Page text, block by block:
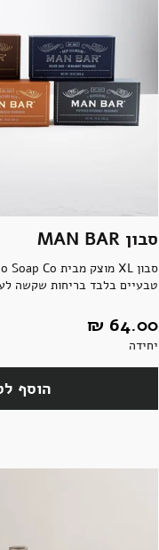
סבון MAN BAR
טבעיים בלבד בריחות שקשה
64.00 ‏₪
יחידה
הוסף